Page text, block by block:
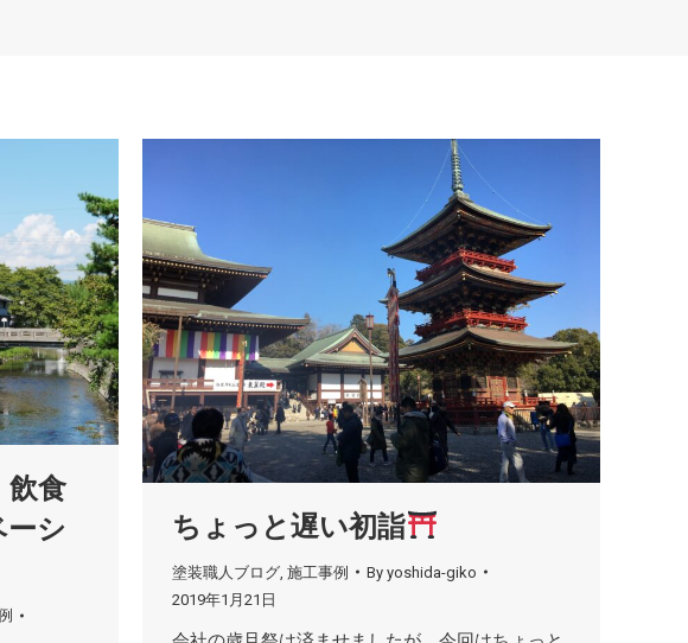
飲食
ーシ
ちょっと遅い初詣
塗装職人ブログ 施工事例 By yoshida-giko
2019年1月21日